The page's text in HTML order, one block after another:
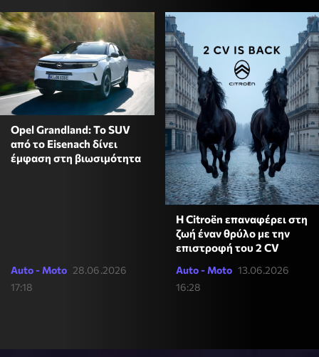
Opel Grandland: Το SUV
από το Eisenach δίνει
έμφαση στη βιωσιμότητα
Auto - Moto 28.06.2026
17:18
Η Citroën επαναφέρει στη
ζωή έναν θρύλο με την
επιστροφή του 2 CV
Auto - Moto 13.06.2026
16:28